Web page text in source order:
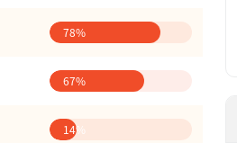
78%
67%
14%